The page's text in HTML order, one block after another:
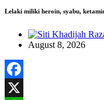
Lelaki miliki heroin, syabu,
August 8, 2026
Facebook